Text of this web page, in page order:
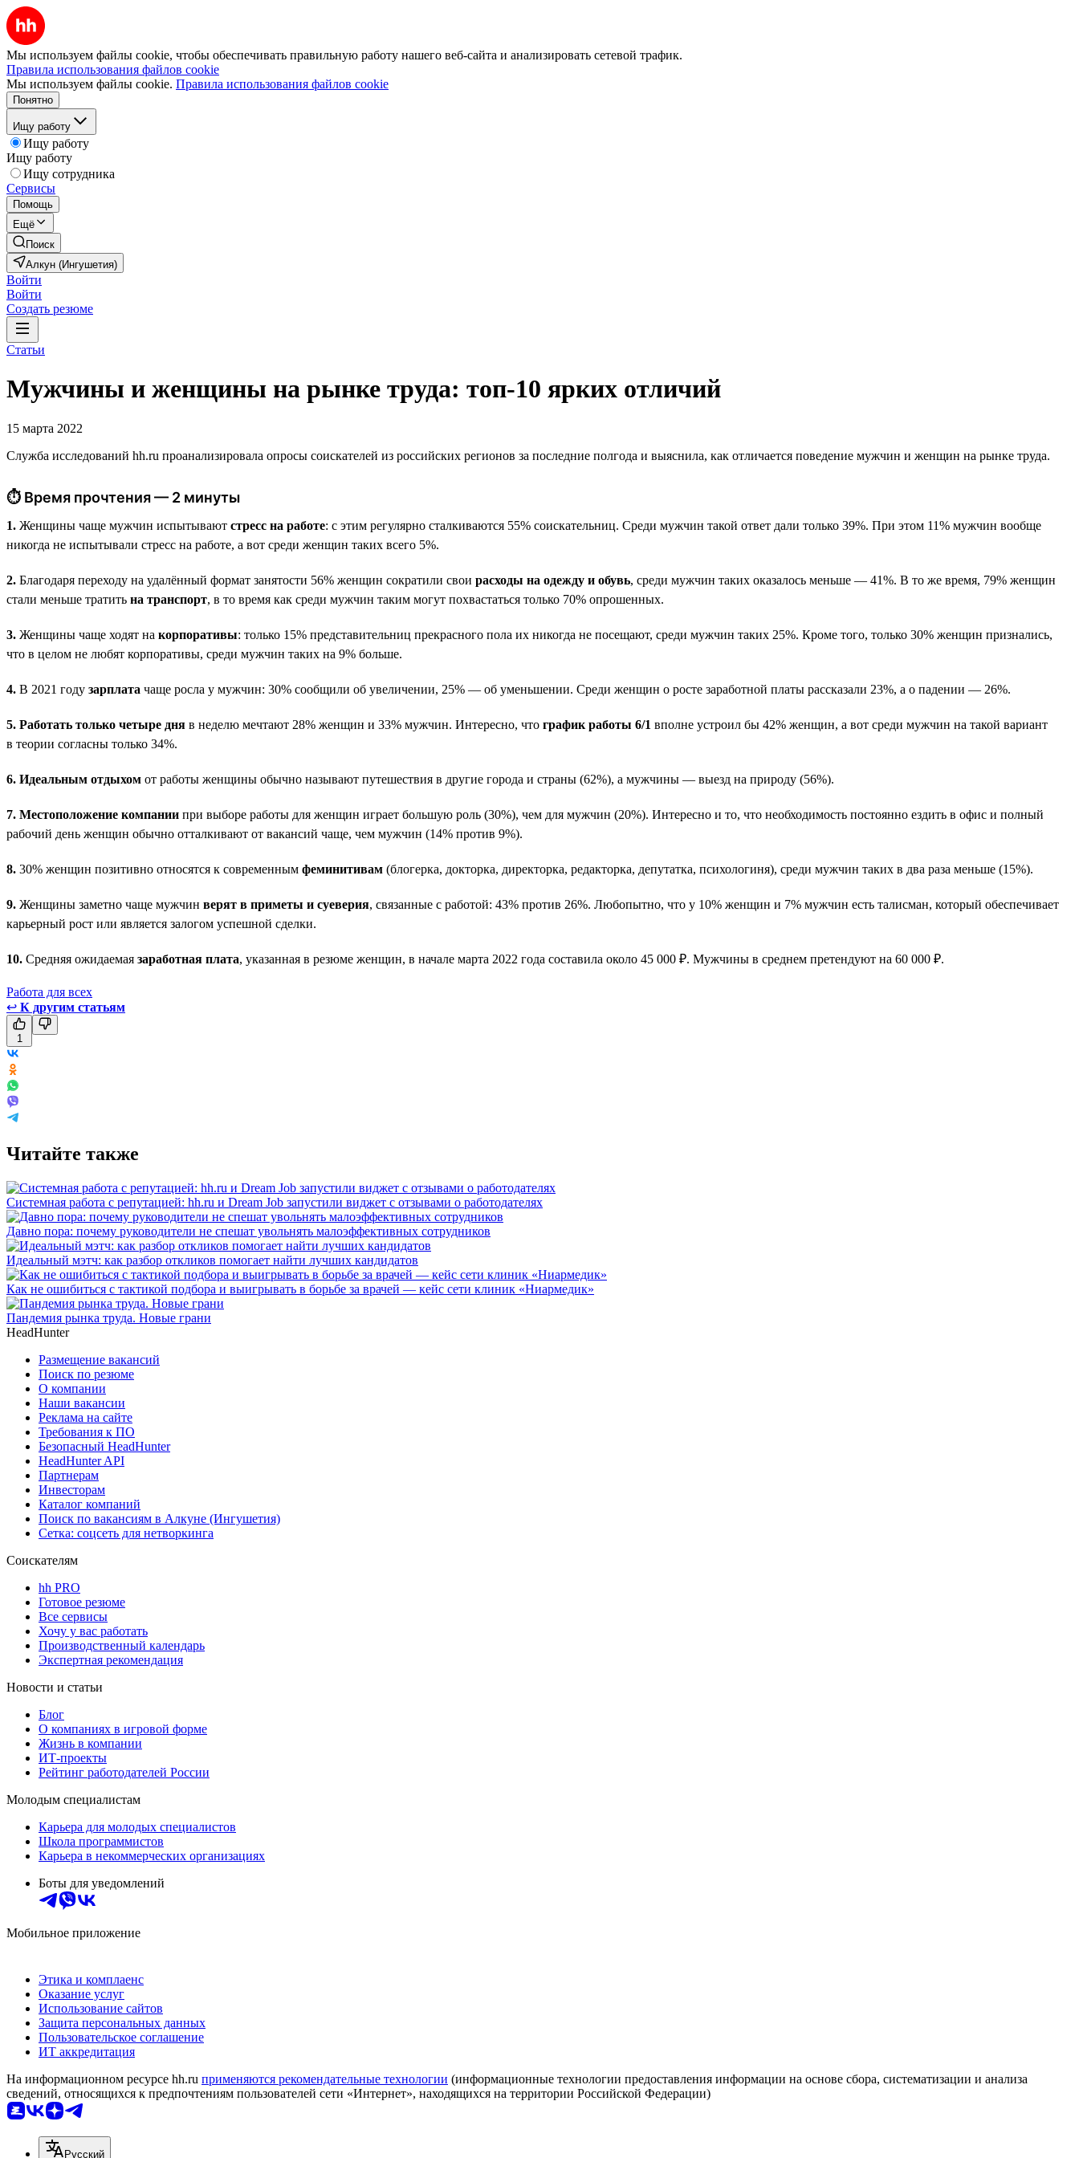
Мы используем файлы cookie, чтобы обеспечивать правильную работу нашего веб-сайта и анализировать сетевой трафик.
Правила использования файлов cookie
Мы используем файлы cookie. Правила использования файлов cookie
Понятно
Ищу работу
Ищу работу
Ищу работу
Ищу сотрудника
Сервисы
Помощь
Ещё
Поиск
Алкун (Ингушетия)
Войти
Войти
Создать резюме
Статьи
Мужчины и женщины на рынке труда: топ-10 ярких отличий
15 марта 2022
Служба исследований hh.ru проанализировала опросы соискателей из российских регионов за последние полгода и выяснила, как отличается поведение мужчин и женщин на рынке труда.
⏱ Время прочтения — 2 минуты
1. Женщины чаще мужчин испытывают стресс на работе: с этим регулярно сталкиваются 55% соискательниц. Среди мужчин такой ответ дали только 39%. При этом 11% мужчин вообще
никогда не испытывали стресс на работе, а вот среди женщин таких всего 5%.
2. Благодаря переходу на удалённый формат занятости 56% женщин сократили свои расходы на одежду и обувь, среди мужчин таких оказалось меньше — 41%. В то же время, 79% женщин
стали меньше тратить на транспорт, в то время как среди мужчин таким могут похвастаться только 70% опрошенных.
3. Женщины чаще ходят на корпоративы: только 15% представительниц прекрасного пола их никогда не посещают, среди мужчин таких 25%. Кроме того, только 30% женщин признались,
что в целом не любят корпоративы, среди мужчин таких на 9% больше.
4. В 2021 году зарплата чаще росла у мужчин: 30% сообщили об увеличении, 25% — об уменьшении. Среди женщин о росте заработной платы рассказали 23%, а о падении — 26%.
5. Работать только четыре дня в неделю мечтают 28% женщин и 33% мужчин. Интересно, что график работы 6/1 вполне устроил бы 42% женщин, а вот среди мужчин на такой вариант
в теории согласны только 34%.
6. Идеальным отдыхом от работы женщины обычно называют путешествия в другие города и страны (62%), а мужчины — выезд на природу (56%).
7. Местоположение компании при выборе работы для женщин играет большую роль (30%), чем для мужчин (20%). Интересно и то, что необходимость постоянно ездить в офис и полный
рабочий день женщин обычно отталкивают от вакансий чаще, чем мужчин (14% против 9%).
8. 30% женщин позитивно относятся к современным феминитивам (блогерка, докторка, директорка, редакторка, депутатка, психологиня), среди мужчин таких в два раза меньше (15%).
9. Женщины заметно чаще мужчин верят в приметы и суеверия, связанные с работой: 43% против 26%. Любопытно, что у 10% женщин и 7% мужчин есть талисман, который обеспечивает
карьерный рост или является залогом успешной сделки.
10. Средняя ожидаемая заработная плата, указанная в резюме женщин, в начале марта 2022 года составила около 45 000 ₽. Мужчины в среднем претендуют на 60 000 ₽.
Работа для всех
↩ К другим статьям
1
Читайте также
Системная работа с репутацией: hh.ru и Dream Job запустили виджет с отзывами о работодателях
Давно пора: почему руководители не спешат увольнять малоэффективных сотрудников
Идеальный мэтч: как разбор откликов помогает найти лучших кандидатов
Как не ошибиться с тактикой подбора и выигрывать в борьбе за врачей — кейс сети клиник «Ниармедик»
Пандемия рынка труда. Новые грани
HeadHunter
Размещение вакансий
Поиск по резюме
О компании
Наши вакансии
Реклама на сайте
Требования к ПО
Безопасный HeadHunter
HeadHunter API
Партнерам
Инвесторам
Каталог компаний
Поиск по вакансиям в Алкуне (Ингушетия)
Сетка: соцсеть для нетворкинга
Соискателям
hh PRO
Готовое резюме
Все сервисы
Хочу у вас работать
Производственный календарь
Экспертная рекомендация
Новости и статьи
Блог
О компаниях в игровой форме
Жизнь в компании
ИТ-проекты
Рейтинг работодателей России
Молодым специалистам
Карьера для молодых специалистов
Школа программистов
Карьера в некоммерческих организациях
Боты для уведомлений
Мобильное приложение
Этика и комплаенс
Оказание услуг
Использование сайтов
Защита персональных данных
Пользовательское соглашение
ИТ аккредитация
На информационном ресурсе hh.ru применяются рекомендательные технологии (информационные технологии предоставления информации на основе сбора, систематизации и анализа
сведений, относящихся к предпочтениям пользователей сети «Интернет», находящихся на территории Российской Федерации)
Русский